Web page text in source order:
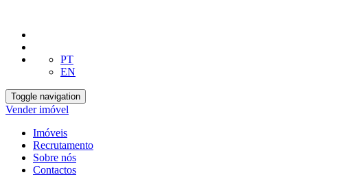
PT
EN
Toggle navigation
Vender imóvel
Imóveis
Recrutamento
Sobre nós
Contactos